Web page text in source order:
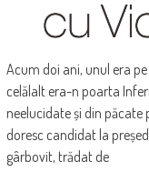
Acum doi ani, unul era
celălalt era-n poarta
neelucidate și din păcate
doresc candidat la
gârbovit, trădat de